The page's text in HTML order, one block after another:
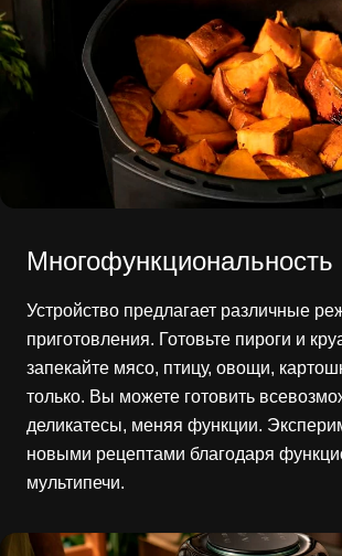
Многофункциональность
Устройство предлагает различные
приготовления. Готовьте пироги и
запекайте мясо, птицу, овощи,
только. Вы можете готовить
деликатесы, меняя функции.
новыми рецептами благодаря
мультипечи.